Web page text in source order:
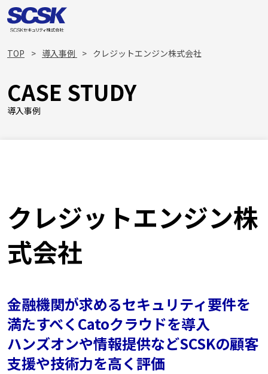
TOP 導入事例 クレジットエンジン株式会社
CASE STUDY
導入事例
クレジットエンジン株
式会社
金融機関が求めるセキュリティ要件を
満たすべくCatoクラウドを導入
ハンズオンや情報提供などSCSKの顧客
支援や技術力を高く評価